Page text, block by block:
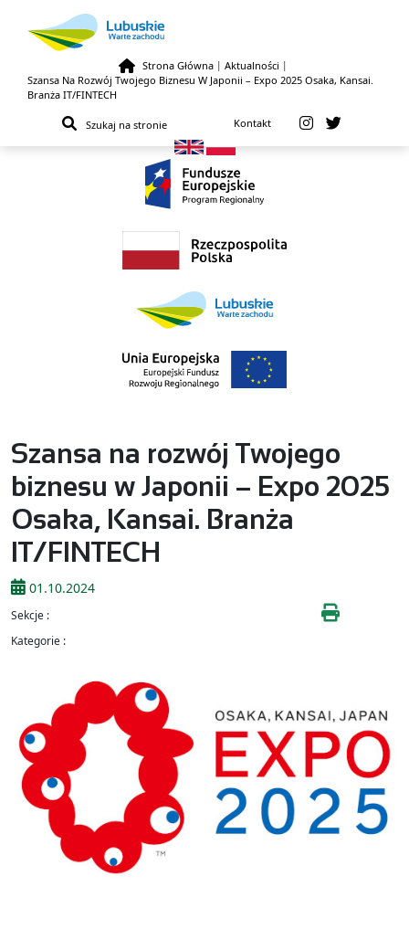
Przejdź do treści
Strona Główna | Aktualności |
Szansa Na Rozwój Twojego Biznesu W Japonii – Expo 2025 Osaka, Kansai.
Branża IT/FINTECH
Kontakt
Szansa na rozwój Twojego
biznesu w Japonii – Expo 2025
Osaka, Kansai. Branża
IT/FINTECH
01.10.2024
Sekcje :
Kategorie :